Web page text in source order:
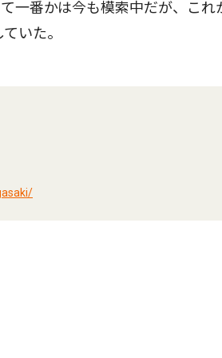
一番かは今も模索中だが、こ
いた。